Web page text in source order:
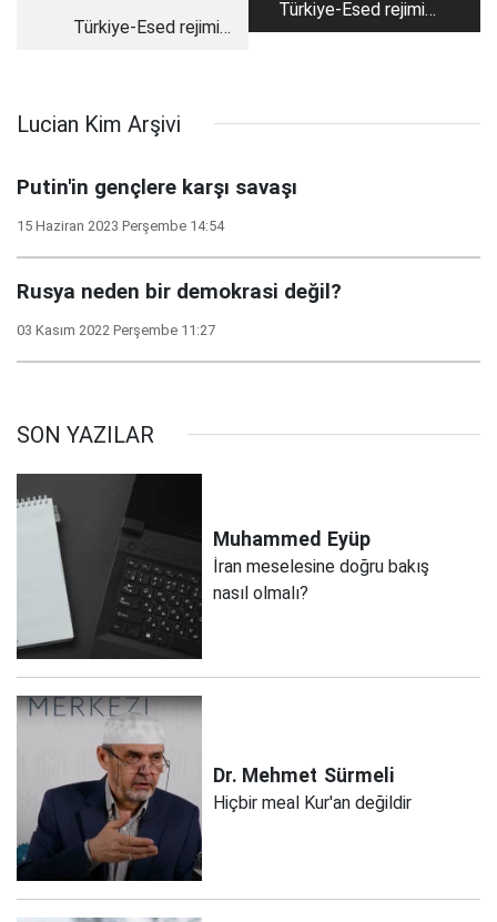
Türkiye-Esed rejimi
Türkiye-Esed rejimi
yakınlaşması ve
Lucian Kim Arşivi
Putin'in gençlere karşı savaşı
15 Haziran 2023 Perşembe 14:54
Rusya neden bir demokrasi değil?
03 Kasım 2022 Perşembe 11:27
SON YAZILAR
Muhammed Eyüp
İran meselesine doğru bakış
nasıl olmalı?
Dr. Mehmet Sürmeli
Hiçbir meal Kur'an değildir